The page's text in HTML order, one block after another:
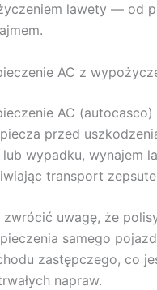
lawety — od
AC z
AC
przed
lub wypadku, wynajem
transport
zwrócić uwagę, że
samego
zastępczego, co
napraw.